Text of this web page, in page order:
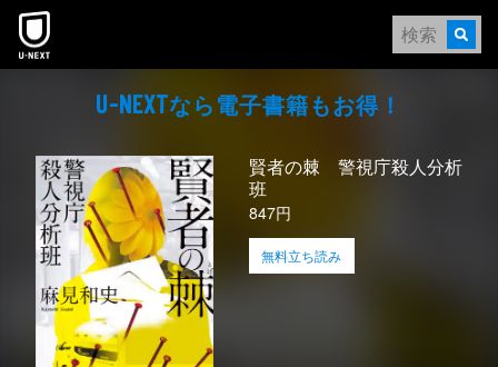
本文へスキップ
U-NEXTなら電⼦書籍もお得！
賢者の棘 警視庁殺人分析
班
847円
無料立ち読み